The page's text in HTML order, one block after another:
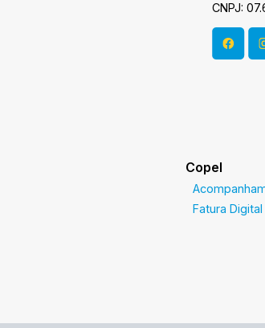
CNPJ:
Copel
Fatura Digital